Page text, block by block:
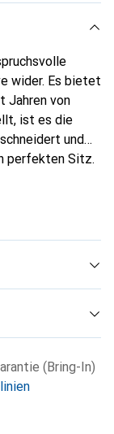
wider. Es bietet
Jahren von
ist es die
und
perfekten Sitz.
für ihre
(Bring-In)